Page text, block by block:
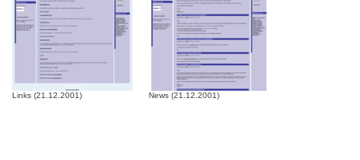
Links (21.12.2001) News (21.12.2001)